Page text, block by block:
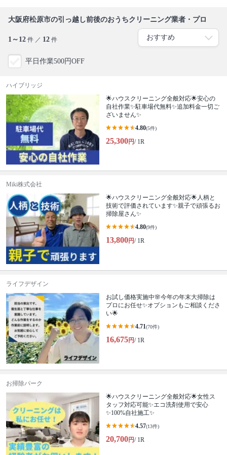
大阪府松原市の引っ越し前後のおうちクリーニング業者・プロ
1～12 件 ／ 12 件
平日作業500円OFF
ハイブリッジ
🌟ハウスクリーニング全般対応🌟安心の
自社作業✨️駐車場代無料✨️追加料金一切ご
ざいません✨
4.80(5件)
25,300円/ 1R
Miki株式会社
🌟ハウスクリーニング全般対応🌟人柄と
技術で評価されています✨親子で頑張るお
掃除屋さん✨
4.80(9件)
13,800円/ 1R
ライフデザイン
お試し価格実施中🌸今年の年末大掃除は
プロにお任せ✨オプションもご相談くださ
い🌟
4.71(70件)
16,675円/ 1R
お掃除パーク
🌟ハウスクリーニング全般対応🌟女性ス
タッフ対応可能✨エコ洗剤使用で安心
✨100%自社施工✨
4.57(13件)
20,700円/ 1R